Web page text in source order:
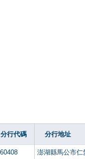
分行代碼 分行地址
澎湖縣馬公市仁